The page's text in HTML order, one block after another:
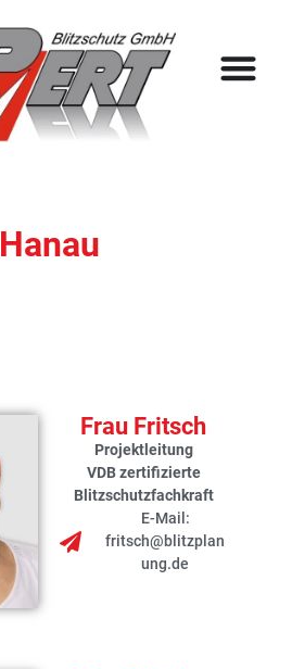
Hanau
Frau Fritsch
Projektleitung
VDB zertifizierte
Blitzschutzfachkraft
E-Mail:
fritsch@blitzplan
ung.de